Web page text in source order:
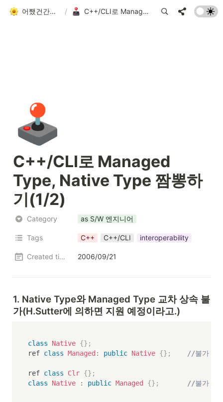
어쨌건간에 흘러가는 者 / C++/CLI로 Managed Type, Native Type 짬뽕하기(1/2)
🕹️
C++/CLI로 Managed
Type, Native Type 짬뽕하
기(1/2)
Category as S/W 엔지니어
Tags C++ C++/CLI interoperability
Created time 2006/09/21
1. Native Type와 Managed Type 교차 상속 불
가(H.Sutter에 의하면 지원 예정이라고.)
class Native {} ;
ref class Managed : public Native {} ; //불가
ref class Clr {} ;
class
Native : public Managed {} ; //불가